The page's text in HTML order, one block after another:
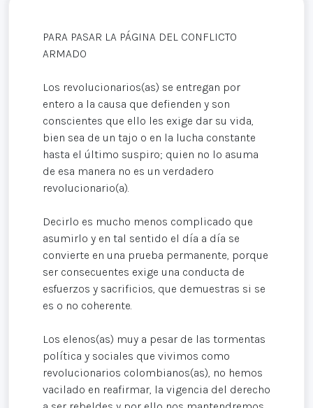
PARA PASAR LA PÁGINA DEL CONFLICTO
ARMADO
Los revolucionarios(as) se entregan por
entero a la causa que defienden y son
conscientes que ello les exige dar su vida,
bien sea de un tajo o en la lucha constante
hasta el último suspiro; quien no lo asuma
de esa manera no es un verdadero
revolucionario(a).
Decirlo es mucho menos complicado que
asumirlo y en tal sentido el día a día se
convierte en una prueba permanente, porque
ser consecuentes exige una conducta de
esfuerzos y sacrificios, que demuestras si se
es o no coherente.
Los elenos(as) muy a pesar de las tormentas
política y sociales que vivimos como
revolucionarios colombianos(as), no hemos
vacilado en reafirmar, la vigencia del derecho